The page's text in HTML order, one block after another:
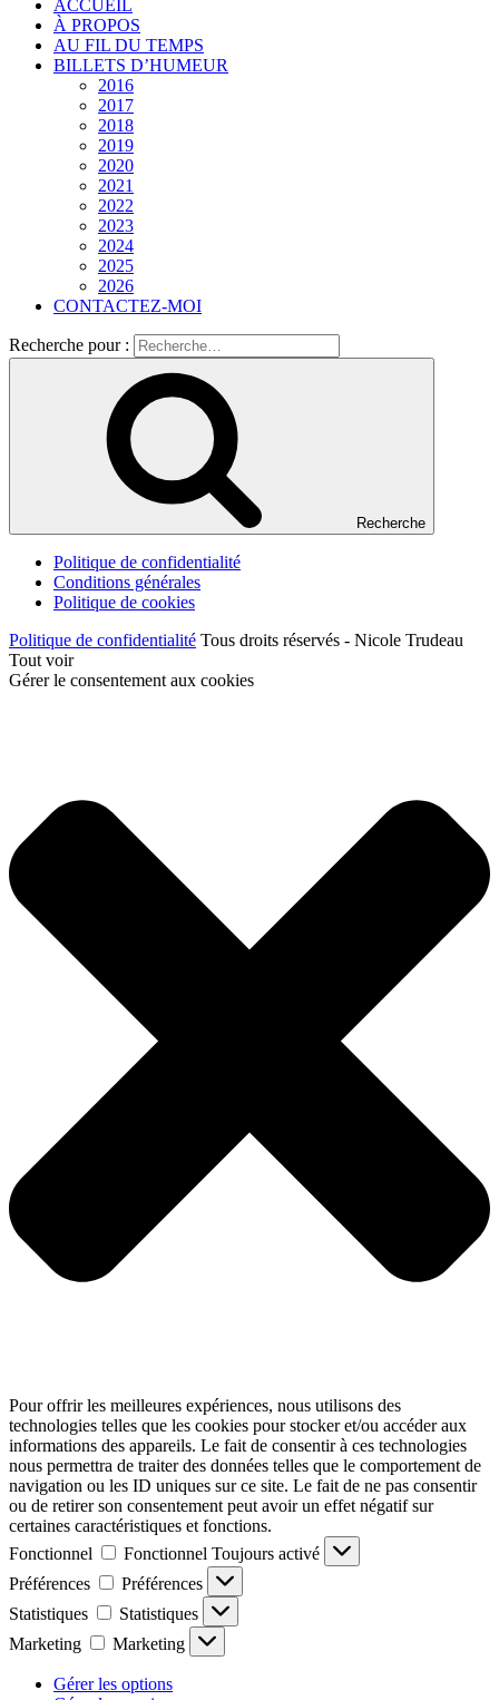
ACCUEIL
À PROPOS
AU FIL DU TEMPS
BILLETS D’HUMEUR
2016
2017
2018
2019
2020
2021
2022
2023
2024
2025
2026
CONTACTEZ-MOI
Recherche pour :
Recherche
Politique de confidentialité
Conditions générales
Politique de cookies
Politique de confidentialité Tous droits réservés - Nicole Trudeau
Tout voir
Gérer le consentement aux cookies
Pour offrir les meilleures expériences, nous utilisons des
technologies telles que les cookies pour stocker et/ou accéder aux
informations des appareils. Le fait de consentir à ces technologies
nous permettra de traiter des données telles que le comportement de
navigation ou les ID uniques sur ce site. Le fait de ne pas consentir
ou de retirer son consentement peut avoir un effet négatif sur
certaines caractéristiques et fonctions.
Fonctionnel
Fonctionnel Toujours activé
Préférences
Préférences
Statistiques
Statistiques
Marketing
Marketing
Gérer les options